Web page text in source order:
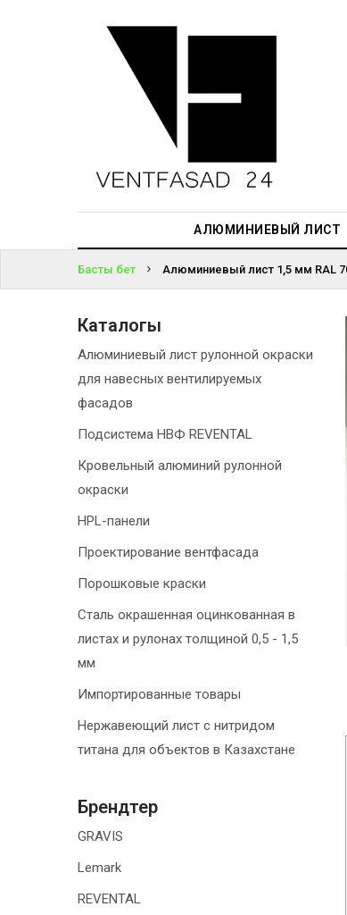
АЛЮМИНИЕВЫЙ ЛИСТ
АЛЮМИНИЕВЫЙ
ПРОЕКТИРОВАНИЕ
КІРІҢІЗ
ПАРОЛЬДІ
БА?
Басты бет Алюминиевый лист 1,5 мм RAL
Каталогы
Алюминиевый лист рулонной окраски
для навесных вентилируемых
фасадов
Подсистема НВФ REVENTAL
Кровельный алюминий рулонной
окраски
HPL-панели
Проектирование вентфасада
Порошковые краски
Сталь окрашенная оцинкованная в
листах и рулонах толщиной 0,5 - 1,5
мм
Импортированные товары
Нержавеющий лист с нитридом
титана для объектов в Казахстане
Брендтер
GRAVIS
Lemark
REVENTAL